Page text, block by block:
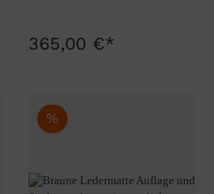
365,00 €*
%